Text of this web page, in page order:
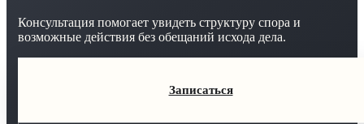
Консультация помогает увидеть структуру спора и
возможные действия без обещаний исхода дела.
Записаться